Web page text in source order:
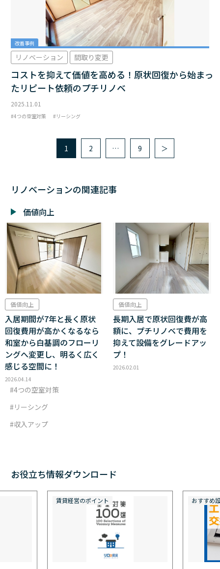
改善事例
リノベーション 間取り変更
コストを抑えて価値を高める！原状回復から始まっ
たリピート依頼のプチリノベ
2025.11.01
4つの空室対策 リーシング
1 2 … 9 ＞
リノベーションの関連記事
価値向上
価値向上
入居期間が7年と長く原状
回復費用が高かくなるなら
和室から白基調のフローリ
ングへ変更し、明るく広く
感じる空間に！
2026.04.14
4つの空室対策
リーシング
収入アップ
価値向上
長期入居で原状回復費が高
額に、プチリノベで費用を
抑えて設備をグレードアッ
プ！
2026.02.01
お役立ち情報ダウンロード
賃貸経営のポイント おすすめ